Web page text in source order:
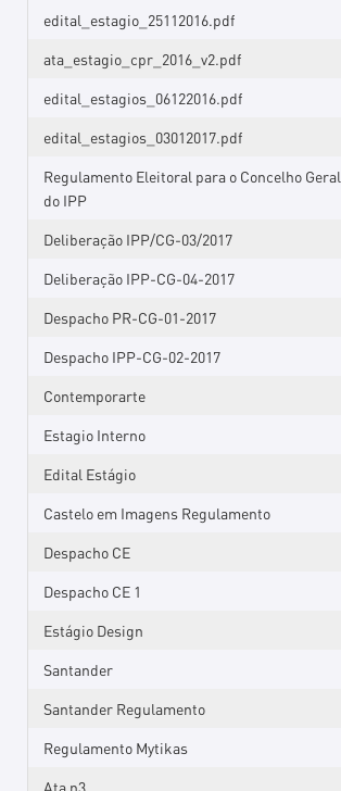
edital_estagio_25112016.pdf
ata_estagio_cpr_2016_v2.pdf
edital_estagios_06122016.pdf
edital_estagios_03012017.pdf
Regulamento Eleitoral para o Concelho Geral
do IPP
Deliberação IPP/CG-03/2017
Deliberação IPP-CG-04-2017
Despacho PR-CG-01-2017
Despacho IPP-CG-02-2017
Contemporarte
Estagio Interno
Edital Estágio
Castelo em Imagens Regulamento
Despacho CE
Despacho CE 1
Estágio Design
Santander
Santander Regulamento
Regulamento Mytikas
Ata n3